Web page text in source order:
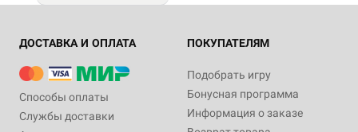
ДОСТАВКА И ОПЛАТА
Способы оплаты
Службы доставки
ПОКУПАТЕЛЯМ
Подобрать игру
Бонусная программа
Информация о заказе